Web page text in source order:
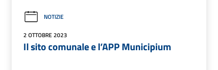
NOTIZIE
2 OTTOBRE 2023
Il sito comunale e l’APP Municipium